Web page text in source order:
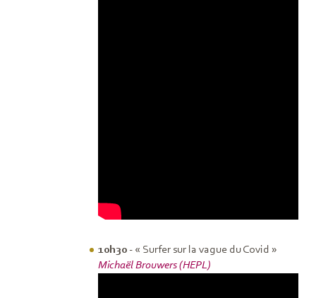
10h30- « Surfer sur la vague du Covid »
Michaël Brouwers (HEPL)